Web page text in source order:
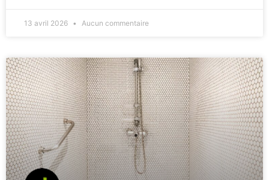
13 avril 2026 Aucun commentaire